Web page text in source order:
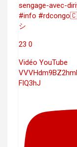
sengage-avec-
#info
シ
23 0
Vidéo YouTube
FlQ3hJ